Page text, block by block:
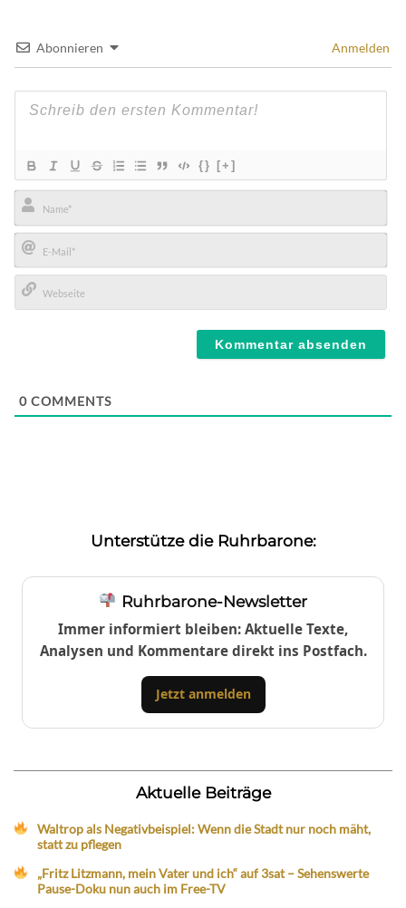
Abonnieren Anmelden
{} [+]
Name*
E-
Mail*
0 COMMENTS
Unterstütze die Ruhrbarone:
Ruhrbarone-Newsletter
Immer informiert bleiben: Aktuelle Texte,
Analysen und Kommentare direkt ins Postfach.
Jetzt anmelden
Aktuelle Beiträge
Waltrop als Negativbeispiel: Wenn die Stadt nur noch mäht,
statt zu pflegen
„Fritz Litzmann, mein Vater und ich“ auf 3sat – Sehenswerte
Pause-Doku nun auch im Free-TV